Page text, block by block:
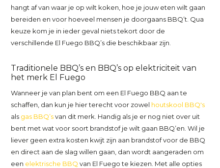
hangt af van waar je op wilt koken, hoe je jouw eten wilt gaan
bereiden en voor hoeveel mensen je doorgaans BBQ’t. Qua
keuze kom je in ieder geval niets tekort door de
verschillende El Fuego BBQ’s die beschikbaar zijn.
Traditionele BBQ’s en BBQ’s op elektriciteit van
het merk El Fuego
Wanneer je van plan bent om een El Fuego BBQ aan te
schaffen, dan kun je hier terecht voor zowel houtskool BBQ's
als gas BBQ’svan dit merk. Handig als je er nog niet over uit
bent met wat voor soort brandstof je wilt gaan BBQ’en. Wil je
liever geen extra kosten kwijt zijn aan brandstof voor de BBQ
en direct aan de slag willen gaan, dan wordt aangeraden om
een elektrische BBQ van El Fuego te kiezen. Met alle opties